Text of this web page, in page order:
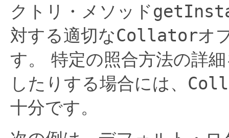
クトリ・メソッド
対する適切なCollatorオ
す。
特定の照合方法の詳
したりする場合には、
十分です。